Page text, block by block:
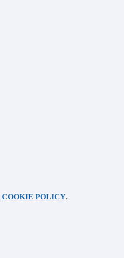
COOKIE POLICY.